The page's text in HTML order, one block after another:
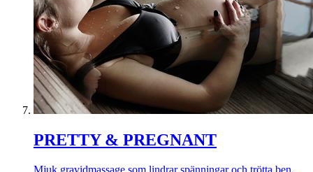
PRETTY & PREGNANT
Mjuk gravidmassage som lindrar spänningar och trötta ben.